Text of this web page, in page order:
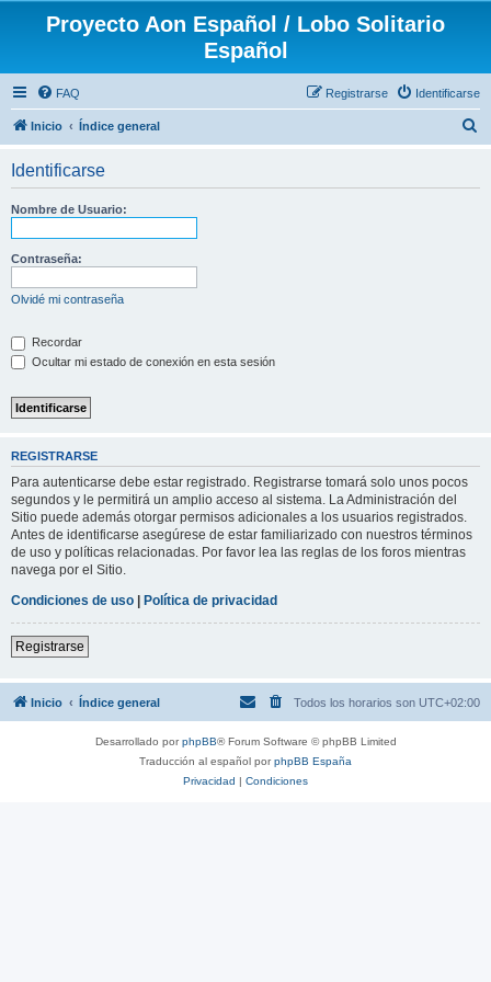
Proyecto Aon Español / Lobo Solitario
Español
FAQ Identificarse
Registrarse
Inicio Índice general
Identificarse
Nombre de Usuario:
Contraseña:
Olvidé mi contraseña
Recordar
Ocultar mi estado de conexión en esta sesión
REGISTRARSE
Para autenticarse debe estar registrado. Registrarse tomará solo unos pocos
segundos y le permitirá un amplio acceso al sistema. La Administración del
Sitio puede además otorgar permisos adicionales a los usuarios registrados.
Antes de identificarse asegúrese de estar familiarizado con nuestros términos
de uso y políticas relacionadas. Por favor lea las reglas de los foros mientras
navega por el Sitio.
Condiciones de uso | Política de privacidad
Registrarse
Inicio Índice general Todos los horarios son UTC+02:00
Desarrollado porphpBB® Forum Software © phpBB Limited
Traducción al español porphpBB España
Privacidad | Condiciones